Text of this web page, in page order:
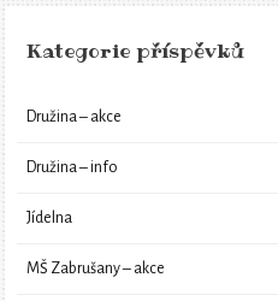
Kategorie příspěvků
Družina – akce
Družina – info
Jídelna
MŠ Zabrušany – akce